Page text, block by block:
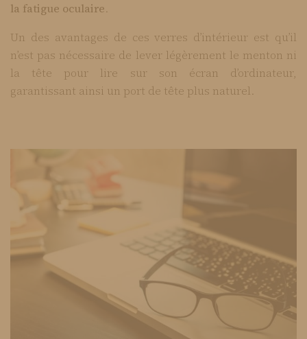
la fatigue oculaire.
Un des avantages de ces verres d’intérieur est qu’il
n’est pas nécessaire de lever légèrement le menton ni
la tête pour lire sur son écran d’ordinateur,
garantissant ainsi un port de tête plus naturel.